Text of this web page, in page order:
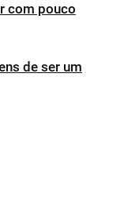
com pouco
de ser um